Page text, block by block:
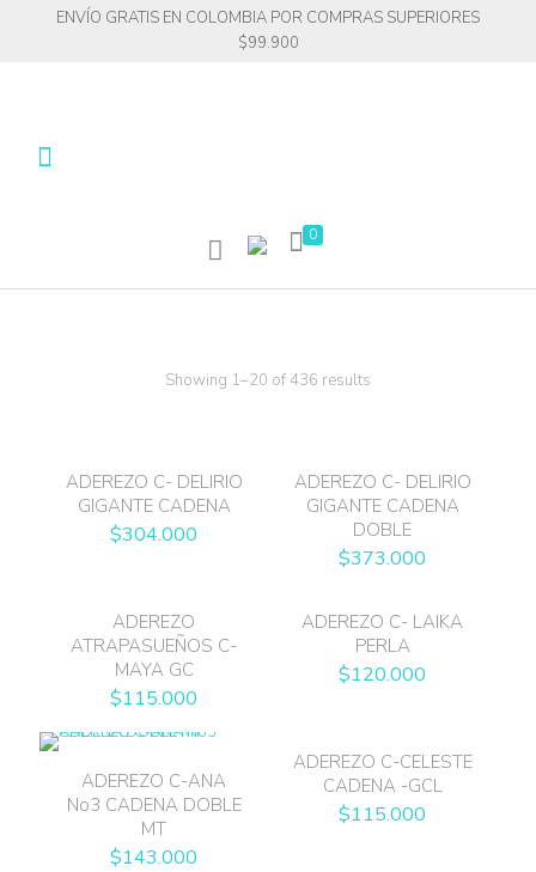
ENVÍO GRATIS EN COLOMBIA POR COMPRAS SUPERIORES
$99.900
0
Showing 1–20 of 436 results
ADEREZO C- DELIRIO
GIGANTE CADENA
$304.000
ADEREZO C- DELIRIO
GIGANTE CADENA
DOBLE
$373.000
ADEREZO
ATRAPASUEÑOS C-
MAYA GC
$115.000
ADEREZO C- LAIKA
PERLA
$120.000
ADEREZO C-ANA
No3 CADENA DOBLE
MT
$143.000
ADEREZO C-CELESTE
CADENA -GCL
$115.000